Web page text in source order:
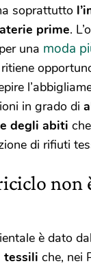
soprattutto
prime.
una moda
in grado di
degli abiti
di rifiuti
non
è dato
tessili che, nei